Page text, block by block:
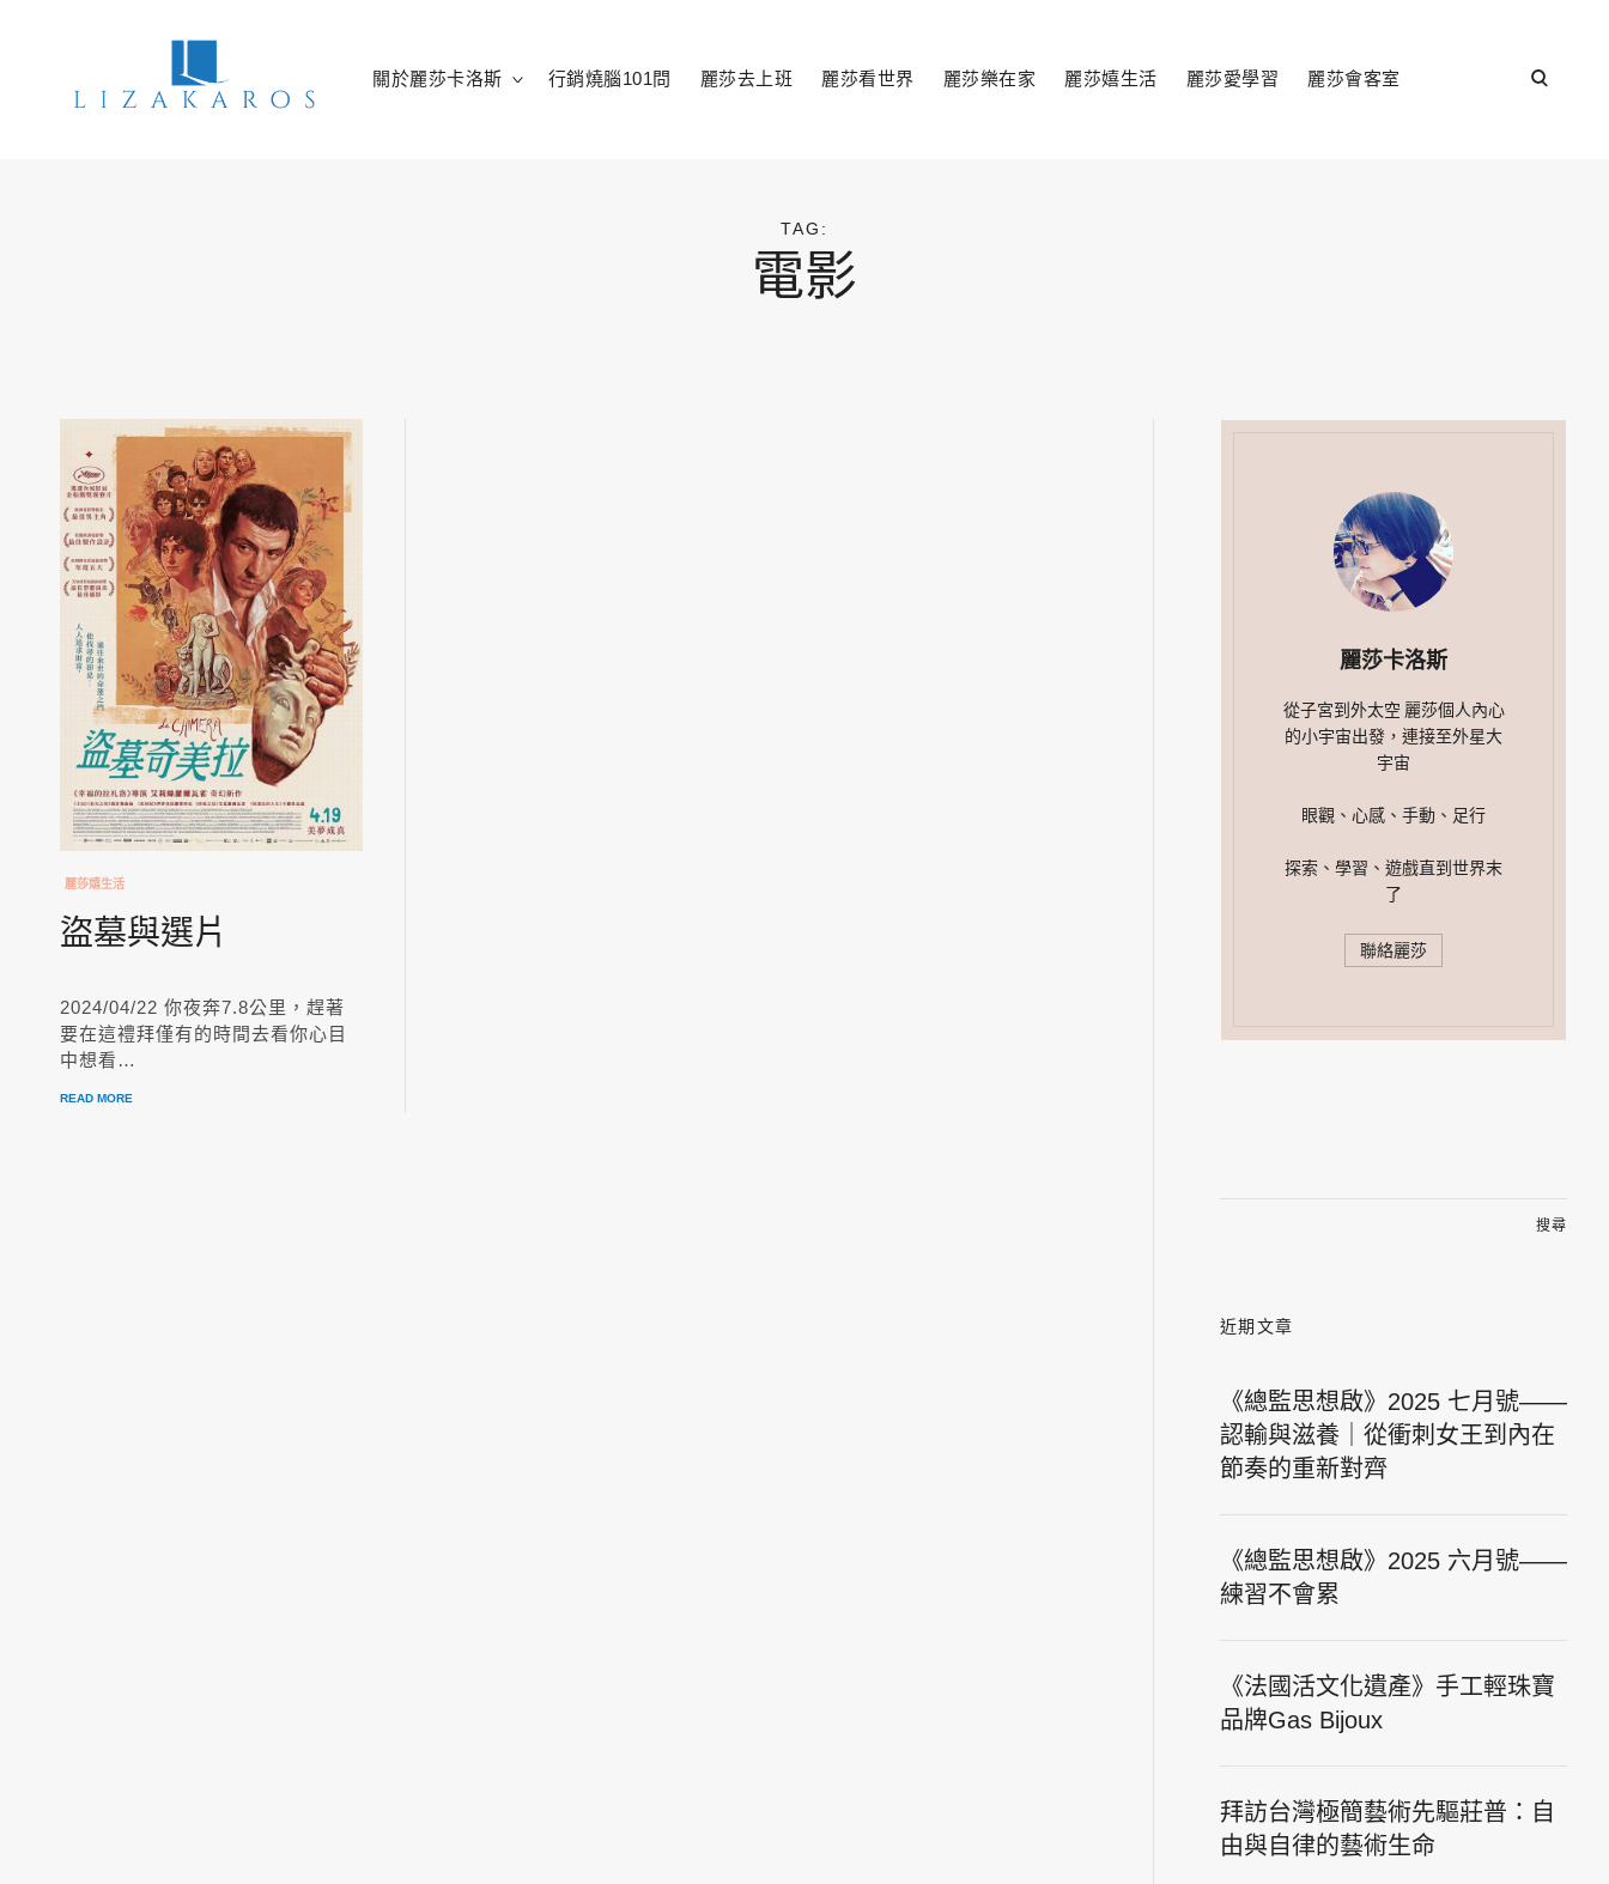
關於麗莎卡洛斯 toggle
child
行銷燒腦101問 麗莎去上班 麗莎看世界 麗莎樂在家 麗莎嬉生活 麗莎愛學習 麗莎會客室
open
TAG:
電影
麗莎嬉生活
盜墓與選片
2024/04/22 你夜奔7.8公里，趕著
要在這禮拜僅有的時間去看你心目
中想看…
READ MORE
麗莎卡洛斯
從子宮到外太空 麗莎個人內心
的小宇宙出發，連接至外星大
宇宙
眼觀、心感、手動、足行
探索、學習、遊戲直到世界末
了
聯絡麗莎
近期文章
《總監思想啟》2025 七月號——
認輸與滋養｜從衝刺女王到內在
節奏的重新對齊
《總監思想啟》2025 六月號——
練習不會累
《法國活文化遺產》手工輕珠寶
品牌Gas Bijoux
拜訪台灣極簡藝術先驅莊普：自
由與自律的藝術生命